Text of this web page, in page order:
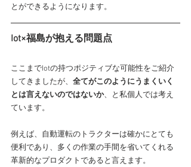
とができるようになります。
Iot×福島が抱える問題点
ここまでIotの持つポジティブな可能性をご紹介
してきましたが、 全てがこのようにうまくいく
とは言えないのではないか、と私個人では考え
ています。
例えば、自動運転のトラクターは確かにとても
便利であり、多くの作業の手間を省いてくれる
革新的なプロダクトであると言えます。